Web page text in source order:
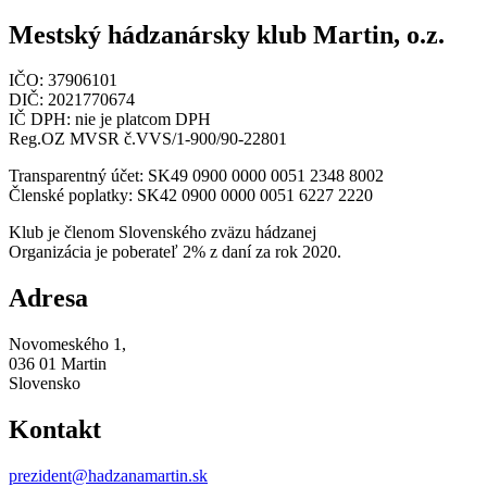
Mestský hádzanársky klub Martin, o.z.
IČO: 37906101
DIČ: 2021770674
IČ DPH: nie je platcom DPH
Reg.OZ MVSR č.VVS/1-900/90-22801
Transparentný účet: SK49 0900 0000 0051 2348 8002
Členské poplatky: SK42 0900 0000 0051 6227 2220
Klub je členom Slovenského zväzu hádzanej
Organizácia je poberateľ 2% z daní za rok 2020.
Adresa
Novomeského 1,
036 01 Martin
Slovensko
Kontakt
prezident@hadzanamartin.sk